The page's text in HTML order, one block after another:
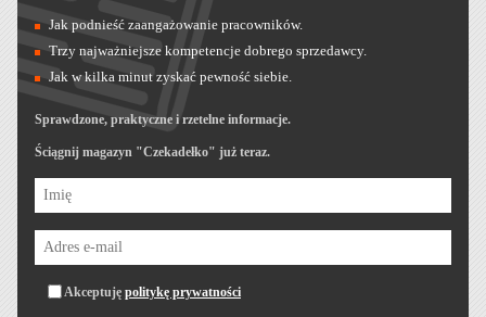
Jak podnieść zaangażowanie pracowników.
Trzy najważniejsze kompetencje dobrego sprzedawcy.
Jak w kilka minut zyskać pewność siebie.
Sprawdzone, praktyczne i rzetelne informacje.
Ściągnij magazyn "Czekadełko" już teraz.
Akceptuję politykę prywatności